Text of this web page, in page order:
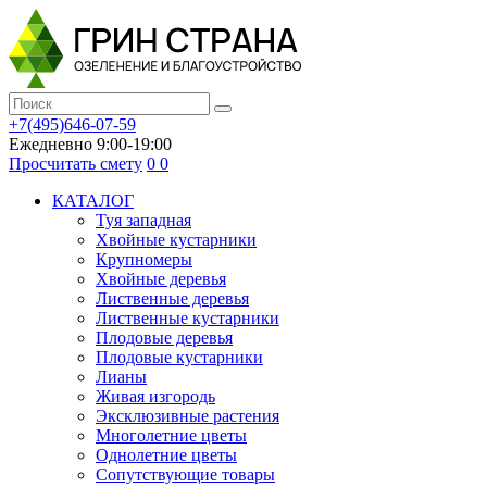
+7(495)646-07-59
Ежедневно 9:00-19:00
Просчитать смету 0 0
КАТАЛОГ
Туя западная
Хвойные кустарники
Крупномеры
Хвойные деревья
Лиственные деревья
Лиственные кустарники
Плодовые деревья
Плодовые кустарники
Лианы
Живая изгородь
Эксклюзивные растения
Многолетние цветы
Однолетние цветы
Сопутствующие товары